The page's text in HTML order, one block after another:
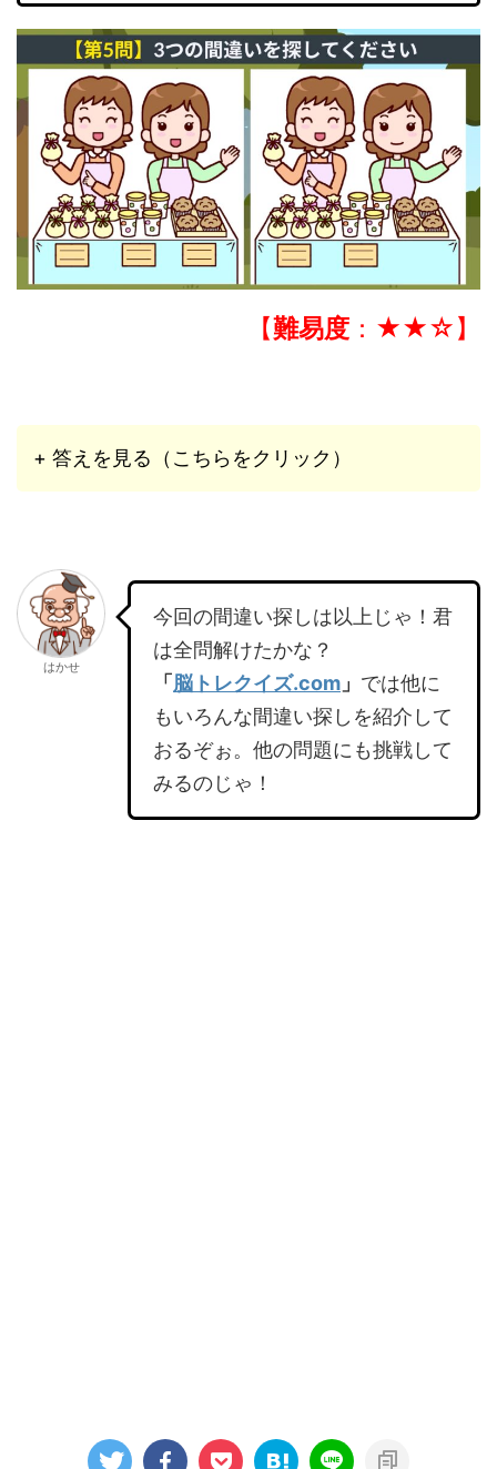
【難易度 ：★★☆】
+ 答えを見る（こちらをクリック）
はかせ
今回の間違い探しは以上じゃ！君
は全問解けたかな？
「 脳トレクイズ.com 」 では他に
もいろんな間違い探しを紹介して
おるぞぉ。他の問題にも挑戦して
みるのじゃ！